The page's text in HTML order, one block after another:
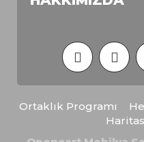
Ortaklık Programı